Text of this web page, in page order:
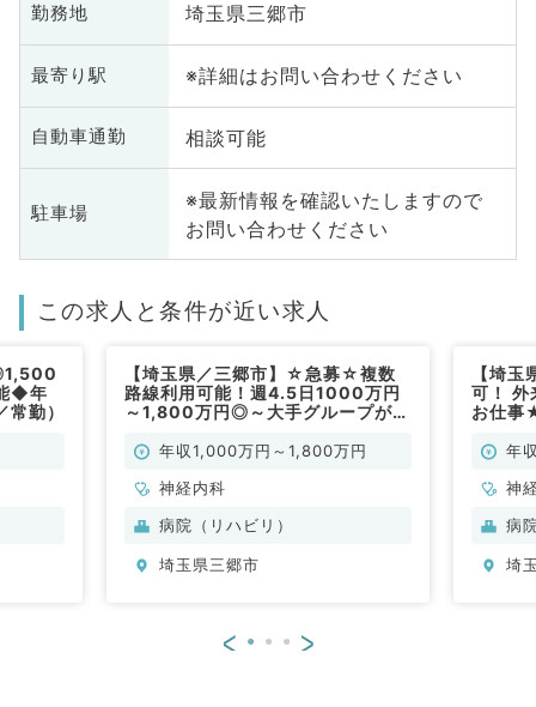
勤務地 埼玉県三郷市
最寄り駅 ※詳細はお問い合わせください
自動車通勤 相談可能
駐車場
※最新情報を確認いたしますので
お問い合わせください
この求人と条件が近い求人
◆年
勤）
【埼玉県／三郷市】☆急募☆複数
路線利用可能！週4.5日1000万円
～1,800万円◎～大手グループが運
内科／常勤）
年収1,000万円～1,800万円
神経内科
病院（リハビリ）
埼玉県三郷市
【埼
可！ 外
お仕事
♪（神
年
神
病
埼
< >